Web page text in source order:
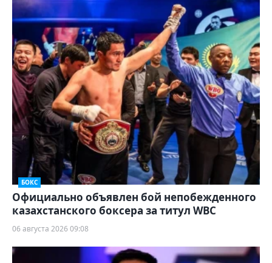
БОКС
Официально объявлен бой непобежденного
казахстанского боксера за титул WBC
06 августа 2026 09:08